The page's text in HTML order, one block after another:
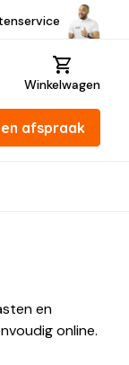
Winkelwagen
afspraak
en
online.